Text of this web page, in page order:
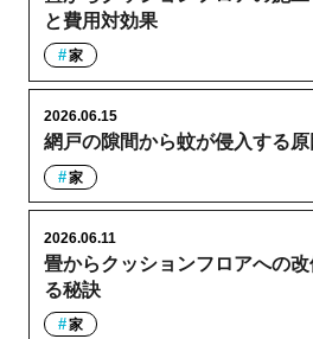
と費用対効果
家
網戸の隙間から蚊が侵入する
2026.06.15
家
畳からクッションフロアへの
る秘訣
2026.06.11
家